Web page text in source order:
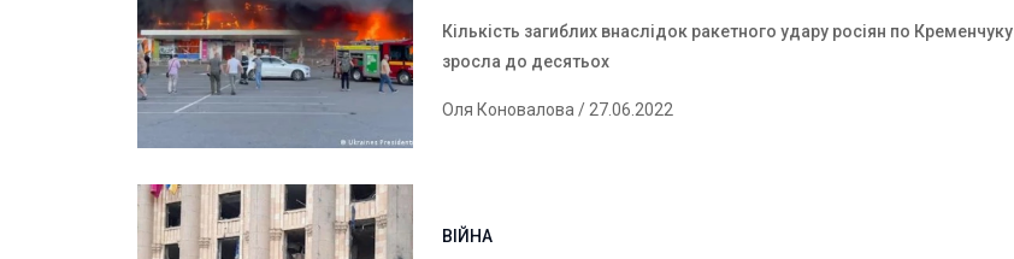
Кількість загиблих внаслідок ракетного удару росіян по Кременчуку
зросла до десятьох
Оля Коновалова/ 27.06.2022
ВІЙНА